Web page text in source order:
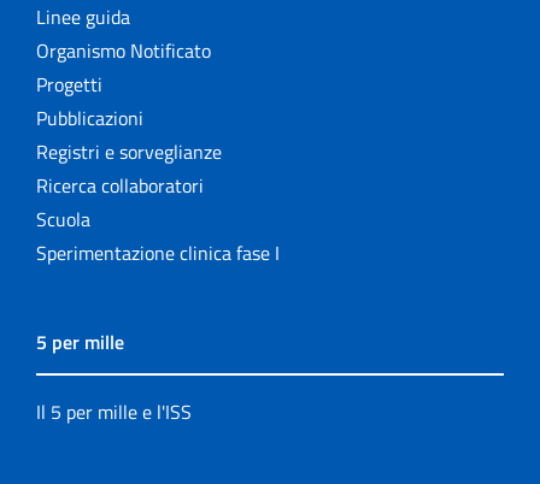
Linee guida
Organismo Notificato
Progetti
Pubblicazioni
Registri e sorveglianze
Ricerca collaboratori
Scuola
Sperimentazione clinica fase I
5 per mille
Il 5 per mille e l'ISS